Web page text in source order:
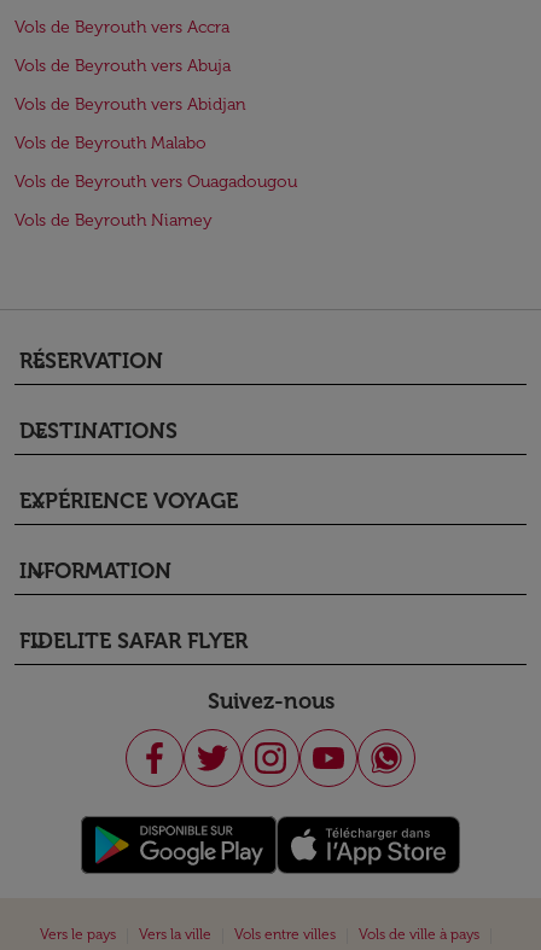
Vols de Beyrouth vers Accra
Vols de Beyrouth vers Abuja
Vols de Beyrouth vers Abidjan
Vols de Beyrouth Malabo
Vols de Beyrouth vers Ouagadougou
Vols de Beyrouth Niamey
RÉSERVATION
keyboard_arrow_down
DESTINATIONS
keyboard_arrow_down
EXPÉRIENCE VOYAGE
keyboard_arrow_down
INFORMATION
keyboard_arrow_down
FIDELITE SAFAR FLYER
keyboard_arrow_down
Suivez-nous
Vers le pays Vers la ville Vols entre villes Vols de ville à pays